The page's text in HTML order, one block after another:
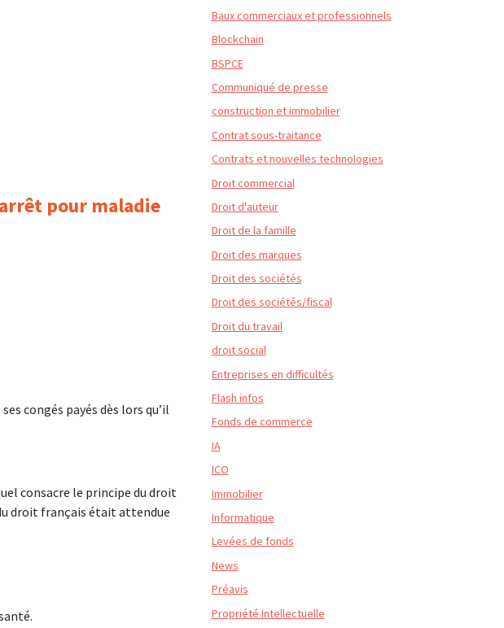
pour maladie
congés payés dès lors qu’il
consacre le principe du droit
droit français était attendue
Baux commerciaux et professionnels
Blockchain
BSPCE
Communiqué de presse
construction et immobilier
Contrat sous-traitance
Contrats et nouvelles technologies
Droit commercial
Droit d'auteur
Droit de la famille
Droit des marques
Droit des sociétés
Droit des sociétés/fiscal
Droit du travail
droit social
Entreprises en difficultés
Flash infos
Fonds de commerce
IA
ICO
Immobilier
Informatique
Levées de fonds
News
Préavis
Propriété Intellectuelle